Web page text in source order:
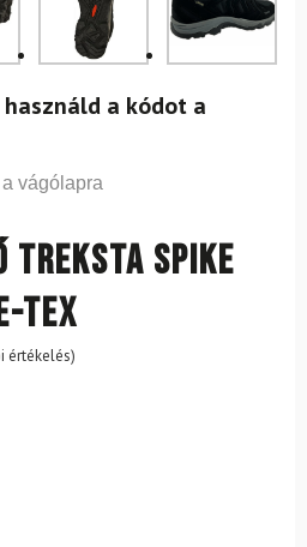
a kódot a
vágólapra
Treksta Spike
Tex
értékelés)